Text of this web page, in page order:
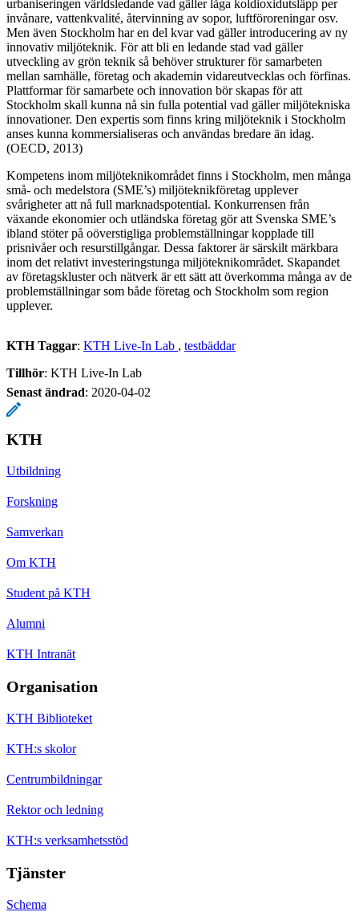
urbaniseringen världsledande vad gäller låga koldioxidutsläpp per
invånare, vattenkvalité, återvinning av sopor, luftföroreningar osv.
Men även Stockholm har en del kvar vad gäller introducering av ny
innovativ miljöteknik. För att bli en ledande stad vad gäller
utveckling av grön teknik så behöver strukturer för samarbeten
mellan samhälle, företag och akademin vidareutvecklas och förfinas.
Plattformar för samarbete och innovation bör skapas för att
Stockholm skall kunna nå sin fulla potential vad gäller miljötekniska
innovationer. Den expertis som finns kring miljöteknik i Stockholm
anses kunna kommersialiseras och användas bredare än idag.
(OECD, 2013)
Kompetens inom miljöteknikområdet finns i Stockholm, men många
små- och medelstora (SME’s) miljöteknikföretag upplever
svårigheter att nå full marknadspotential. Konkurrensen från
växande ekonomier och utländska företag gör att Svenska SME’s
ibland stöter på oöverstigliga problemställningar kopplade till
prisnivåer och resurstillgångar. Dessa faktorer är särskilt märkbara
inom det relativt investeringstunga miljöteknikområdet. Skapandet
av företagskluster och nätverk är ett sätt att överkomma många av de
problemställningar som både företag och Stockholm som region
upplever.
KTH Taggar: KTH Live-In Lab
testbäddar
Tillhör: KTH Live-In Lab
Senast ändrad: 2020-04-02
KTH
Utbildning
Forskning
Samverkan
Om KTH
Student på KTH
Alumni
KTH Intranät
Organisation
KTH Biblioteket
KTH:s skolor
Centrumbildningar
Rektor och ledning
KTH:s verksamhetsstöd
Tjänster
Schema